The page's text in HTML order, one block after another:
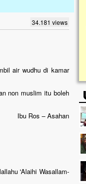
34.181 views
air wudhu di kamar
non muslim itu boleh
Ibu Ros – Asahan
'Alaihi Wasallam-
Cilumbu ini sungguh
tahun mangkrak, kini nyaris
terpapar panas dan